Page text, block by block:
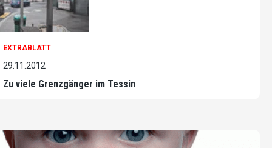
EXTRABLATT
29.11.2012
Zu viele Grenzgänger im Tessin